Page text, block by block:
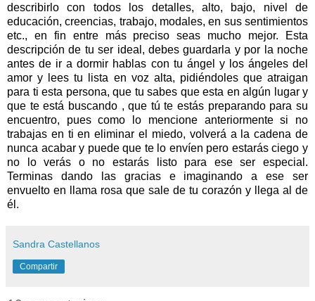
describirlo con todos los detalles, alto, bajo, nivel de
educación, creencias, trabajo, modales, en sus sentimientos
etc., en fin entre más preciso seas mucho mejor. Esta
descripción de tu ser ideal, debes guardarla y por la noche
antes de ir a dormir hablas con tu ángel y los ángeles del
amor y lees tu lista en voz alta, pidiéndoles que atraigan
para ti esta persona, que tu sabes que esta en algún lugar y
que te está buscando , que tú te estás preparando para su
encuentro, pues como lo mencione anteriormente si no
trabajas en ti en eliminar el miedo, volverá a la cadena de
nunca acabar y puede que te lo envíen pero estarás ciego y
no lo verás o no estarás listo para ese ser especial.
Terminas dando las gracias e imaginando a ese ser
envuelto en llama rosa que sale de tu corazón y llega al de
él.
Sandra Castellanos
Compartir